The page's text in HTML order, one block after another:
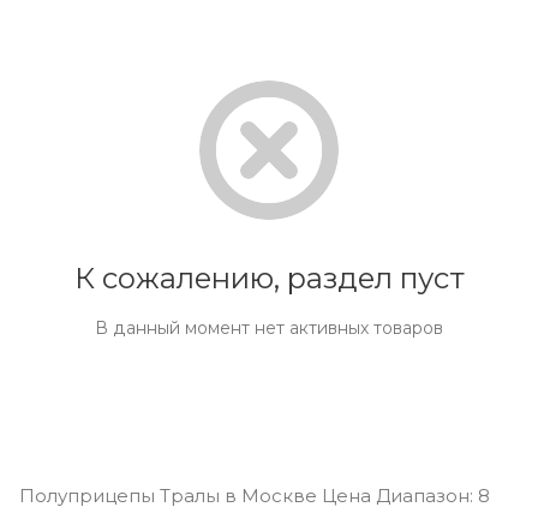
К сожалению, раздел пуст
В данный момент нет активных товаров
Полуприцепы Тралы в Москве Цена Диапазон: 8